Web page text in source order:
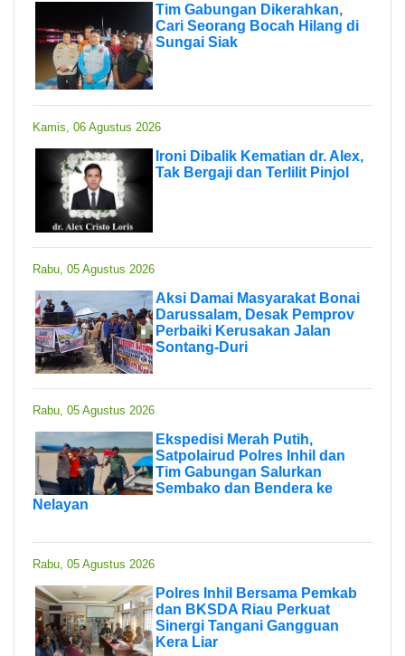
Tim Gabungan Dikerahkan,
Cari Seorang Bocah Hilang di
Sungai Siak
Kamis, 06 Agustus 2026
Ironi Dibalik Kematian dr. Alex,
Tak Bergaji dan Terlilit Pinjol
Rabu, 05 Agustus 2026
Aksi Damai Masyarakat Bonai
Darussalam, Desak Pemprov
Perbaiki Kerusakan Jalan
Sontang-Duri
Rabu, 05 Agustus 2026
Ekspedisi Merah Putih,
Satpolairud Polres Inhil dan
Tim Gabungan Salurkan
Sembako dan Bendera ke
Nelayan
Rabu, 05 Agustus 2026
Polres Inhil Bersama Pemkab
dan BKSDA Riau Perkuat
Sinergi Tangani Gangguan
Kera Liar